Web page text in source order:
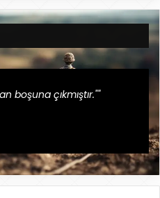
boşuna çıkmıştır.""